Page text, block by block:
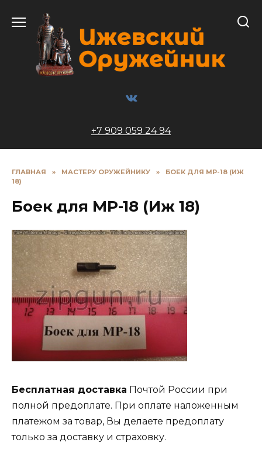
содержанию
+7 909 059 24 94
ГЛАВНАЯ » МАСТЕРУ ОРУЖЕЙНИКУ »
БОЕК ДЛЯ МР-18 (ИЖ
18)
Боек для МР-18 (Иж 18)
Бесплатная доставка Почтой России при
полной предоплате. При оплате наложенным
платежом за товар, Вы делаете предоплату
только за доставку и страховку.